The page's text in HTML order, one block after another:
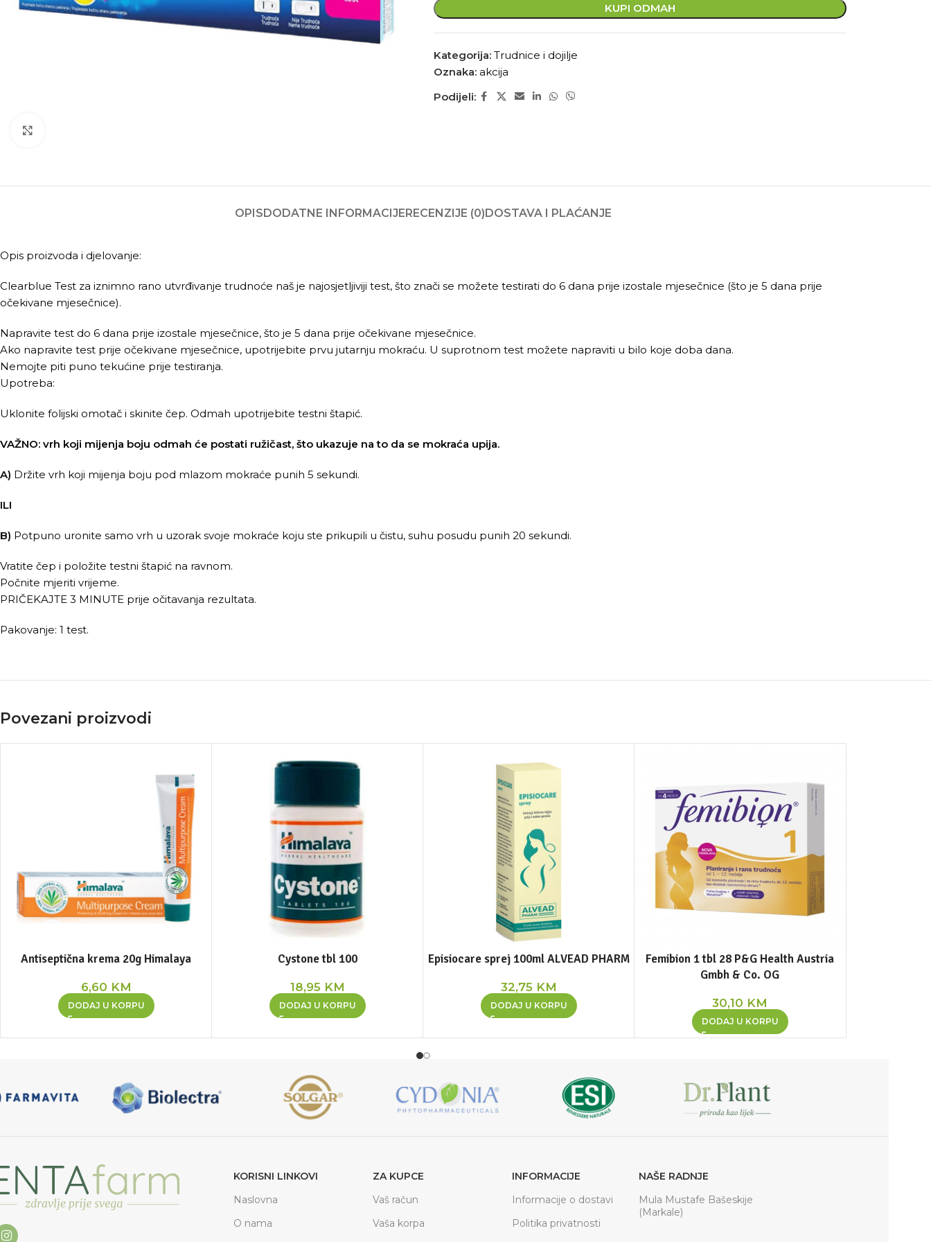
KUPI ODMAH
Kategorija: Trudnice i dojilje
Oznaka: akcija
Podijeli:
OPISDODATNE INFORMACIJERECENZIJE (0)DOSTAVA I PLAĆANJE
Opis proizvoda i djelovanje:
Clearblue Test za iznimno rano utvrđivanje trudnoće naš je najosjetljiviji test, što znači se možete testirati do 6 dana prije izostale mjesečnice (što je 5 dana prije
očekivane mjesečnice).
Napravite test do 6 dana prije izostale mjesečnice, što je 5 dana prije očekivane mjesečnice.
Ako napravite test prije očekivane mjesečnice, upotrijebite prvu jutarnju mokraću. U suprotnom test možete napraviti u bilo koje doba dana.
Nemojte piti puno tekućine prije testiranja.
Upotreba:
Uklonite folijski omotač i skinite čep. Odmah upotrijebite testni štapić.
VAŽNO: vrh koji mijenja boju odmah će postati ružičast, što ukazuje na to da se mokraća upija.
A) Držite vrh koji mijenja boju pod mlazom mokraće punih 5 sekundi.
ILI
B) Potpuno uronite samo vrh u uzorak svoje mokraće koju ste prikupili u čistu, suhu posudu punih 20 sekundi.
Vratite čep i položite testni štapić na ravnom.
Počnite mjeriti vrijeme.
PRIČEKAJTE 3 MINUTE prije očitavanja rezultata.
Pakovanje: 1 test.
Povezani proizvodi
Antiseptična krema 20g Himalaya
6,60 KM
DODAJ U KORPU
Cystone tbl 100
18,95 KM
DODAJ U KORPU
Episiocare sprej 100ml ALVEAD PHARM
32,75 KM
DODAJ U KORPU
Femibion 1 tbl 28 P&G Health Austria
Gmbh & Co. OG
30,10 KM
DODAJ U KORPU
KORISNI LINKOVI
Naslovna
O nama
ZA KUPCE
Vaš račun
Vaša korpa
INFORMACIJE
Informacije o dostavi
Politika privatnosti
NAŠE RADNJE
Mula Mustafe Bašeskije
(Markale)